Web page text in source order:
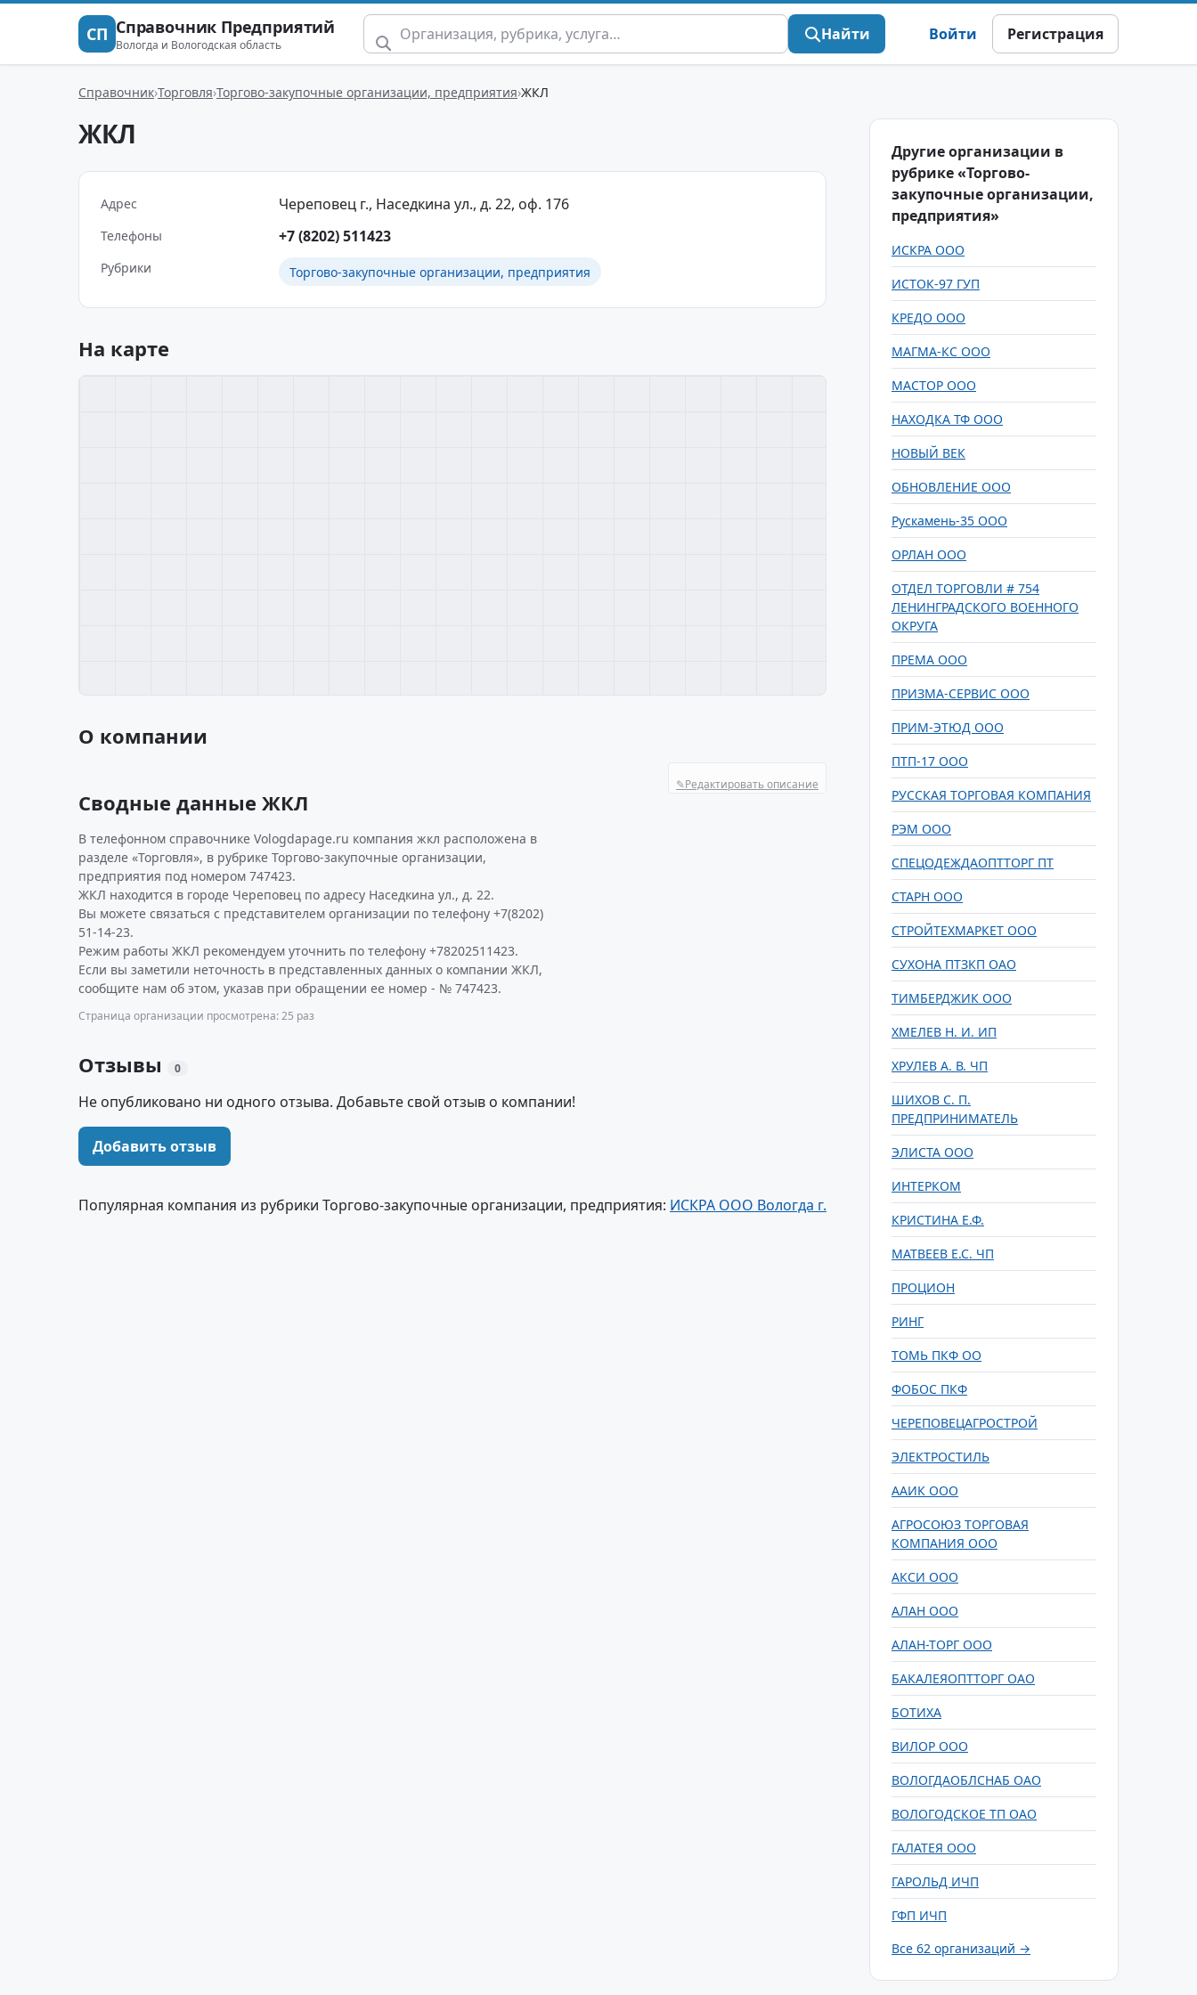
СП Справочник Предприятий
Вологда и Вологодская область
Найти Войти Регистрация
Справочник Торговля Торгово-закупочные организации, предприятия ЖКЛ
ЖКЛ
Адрес Череповец г., Наседкина ул., д. 22, оф. 176
Телефоны +7 (8202) 511423
Рубрики Торгово-закупочные организации, предприятия
На карте
О компании
✎Редактировать описание
Сводные данные ЖКЛ
В телефонном справочнике Vologdapage.ru компания жкл расположена в
разделе «Торговля», в рубрике Торгово-закупочные организации,
предприятия под номером 747423.
ЖКЛ находится в городе Череповец по адресу Наседкина ул., д. 22.
Вы можете связаться с представителем организации по телефону +7(8202)
51-14-23.
Режим работы ЖКЛ рекомендуем уточнить по телефону +78202511423.
Если вы заметили неточность в представленных данных о компании ЖКЛ,
сообщите нам об этом, указав при обращении ее номер - № 747423.
Страница организации просмотрена: 25 раз
Отзывы 0
Не опубликовано ни одного отзыва. Добавьте свой отзыв о компании!
Добавить отзыв
Популярная компания из рубрики Торгово-закупочные организации, предприятия: ИСКРА ООО Вологда г.
Другие организации в
рубрике «Торгово-
закупочные организации,
предприятия»
ИСКРА ООО
ИСТОК-97 ГУП
КРЕДО ООО
МАГМА-КС ООО
МАСТОР ООО
НАХОДКА ТФ ООО
НОВЫЙ ВЕК
ОБНОВЛЕНИЕ ООО
Рускамень-35 ООО
ОРЛАН ООО
ОТДЕЛ ТОРГОВЛИ # 754
ЛЕНИНГРАДСКОГО ВОЕННОГО
ОКРУГА
ПРЕМА ООО
ПРИЗМА-СЕРВИС ООО
ПРИМ-ЭТЮД ООО
ПТП-17 ООО
РУССКАЯ ТОРГОВАЯ КОМПАНИЯ
РЭМ ООО
СПЕЦОДЕЖДАОПТТОРГ ПТ
СТАРН ООО
СТРОЙТЕХМАРКЕТ ООО
СУХОНА ПТЗКП ОАО
ТИМБЕРДЖИК ООО
ХМЕЛЕВ Н. И. ИП
ХРУЛЕВ А. В. ЧП
ШИХОВ С. П.
ПРЕДПРИНИМАТЕЛЬ
ЭЛИСТА ООО
ИНТЕРКОМ
КРИСТИНА Е.Ф.
МАТВЕЕВ Е.С. ЧП
ПРОЦИОН
РИНГ
ТОМЬ ПКФ ОО
ФОБОС ПКФ
ЧЕРЕПОВЕЦАГРОСТРОЙ
ЭЛЕКТРОСТИЛЬ
ААИК ООО
АГРОСОЮЗ ТОРГОВАЯ
КОМПАНИЯ ООО
АКСИ ООО
АЛАН ООО
АЛАН-ТОРГ ООО
БАКАЛЕЯОПТТОРГ ОАО
БОТИХА
ВИЛОР ООО
ВОЛОГДАОБЛСНАБ ОАО
ВОЛОГОДСКОЕ ТП ОАО
ГАЛАТЕЯ ООО
ГАРОЛЬД ИЧП
ГФП ИЧП
Все 62 организаций →